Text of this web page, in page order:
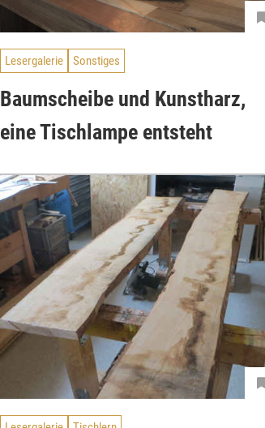
Lesergalerie Sonstiges
Baumscheibe und Kunstharz,
eine Tischlampe entsteht